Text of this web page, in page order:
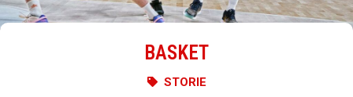
BASKET
STORIE